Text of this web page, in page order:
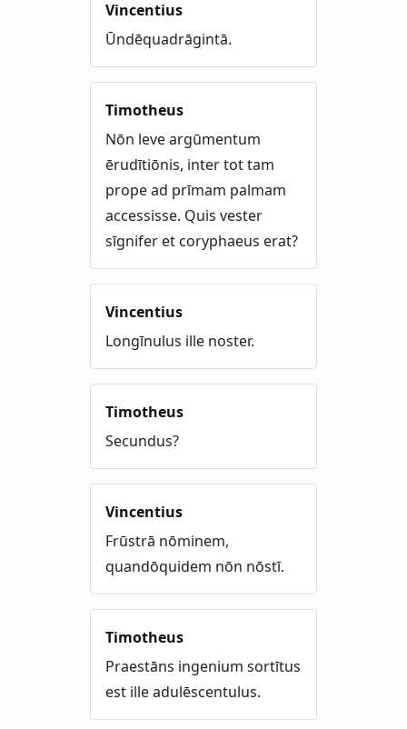
Vincentius
Ūndēquadrāgintā.
Timotheus
Nōn leve argūmentum
ērudītiōnis, inter tot tam
prope ad prīmam palmam
accessisse. Quis vester
sīgnifer et coryphaeus erat?
Vincentius
Longīnulus ille noster.
Timotheus
Secundus?
Vincentius
Frūstrā nōminem,
quandōquidem nōn nōstī.
Timotheus
Praestāns ingenium sortītus
est ille adulēscentulus.